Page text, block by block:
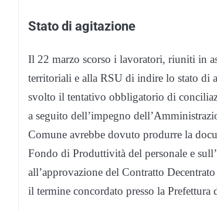
Stato di agitazione
Il 22 marzo scorso i lavoratori, riuniti in
territoriali e alla RSU di indire lo stato di
svolto il tentativo obbligatorio di
a seguito dell’impegno
Comune avrebbe dovuto produrre la
Fondo di Produttività del personale e
all’approvazione del Contratto
il termine concordato presso la